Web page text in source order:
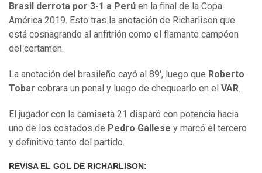
Brasil derrota por 3-1 a Perú en la final de la Copa
América 2019. Esto tras la anotación de Richarlison que
está cosnagrando al anfitrión como el flamante campéon
del certamen.
La anotación del brasileño cayó al 89', luego que Roberto
Tobar cobrara un penal y luego de chequearlo en el VAR.
El jugador con la camiseta 21 disparó con potencia hacia
uno de los costados de Pedro Gallese y marcó el tercero
y definitivo tanto del partido.
REVISA EL GOL DE RICHARLISON: